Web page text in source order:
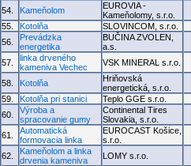
54. Kameňolom
EUROVIA -
Kameňolomy, s.r.o.
55.
Kotolňa SLOVINCOM, s.r.o.
56.
Prevádzka
energetika
BUČINA ZVOLEN,
a.s.
57.
linka drveného
kameniva Vechec
VSK MINERAL s.r.o.
58. Kotolňa
Hriňovská
energetická, s.r.o.
59.
Kotolňa pri stanici Teplo GGE s.r.o.
60.
Výroba a
spracovanie gumy
Continental Tires
Slovakia, s.r.o.
61.
Automatická
formovacia linka
EUROCAST Košice,
s.r.o.
62.
Kameňolom a linka
drvenia kameniva
LOMY s.r.o.